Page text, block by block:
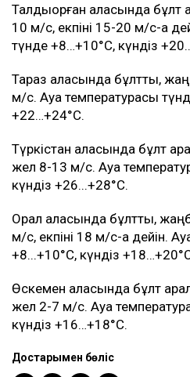
Талдықорған қаласында
10 м/с, екпіні 15-20 м/с-қа
түнде +8…+10°C, күндіз
Тараз қаласында бұлтты,
м/с. Ауа температурасы
+22…+24°C.
Түркістан қаласында бұлт
жел 8-13 м/с. Ауа
күндіз +26...+28°C.
Орал қаласында бұлтты,
м/с, екпіні 18 м/с-қа дейін.
+8...+10°C, күндіз
Өскемен қаласында бұлт
жел 2-7 м/с. Ауа
күндіз +16…+18°C.
Достарыңмен бөліс